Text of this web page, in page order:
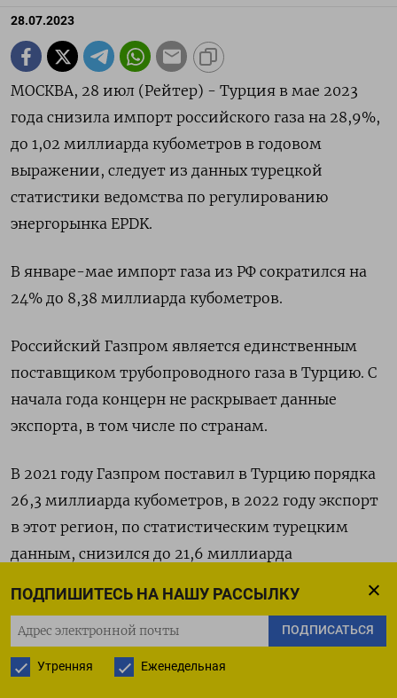
ПОДПИШИТЕСЬ НА НАШУ РАССЫЛКУ
ПОДПИСАТЬСЯ
Утренняя Еженедельная
28.07.2023
МОСКВА, 28 июл (Рейтер) - Турция в мае 2023
года снизила импорт российского газа на 28,9%,
до 1,02 миллиарда кубометров в годовом
выражении, следует из данных турецкой
статистики ведомства по регулированию
энергорынка EPDK.
В январе-мае импорт газа из РФ сократился на
24% до 8,38 миллиарда кубометров.
Российский Газпром является единственным
поставщиком трубопроводного газа в Турцию. С
начала года концерн не раскрывает данные
экспорта, в том числе по странам.
В 2021 году Газпром поставил в Турцию порядка
26,3 миллиарда кубометров, в 2022 году экспорт
в этот регион, по статистическим турецким
данным, снизился до 21,6 миллиарда
Газпром, который фактически потерял
европейский рынок экспорта газа, планировал
создать в Турции крупнейший для Европы